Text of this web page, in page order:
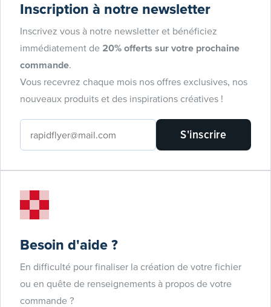
Inscription à notre newsletter
Inscrivez vous à notre newsletter et bénéficiez
immédiatement de 20% offerts sur votre prochaine
commande.
Vous recevrez chaque mois nos offres exclusives, nos
nouveaux produits et des inspirations créatives !
S'inscrire
Besoin d'aide ?
En difficulté pour finaliser la création de votre fichier
ou en quête de renseignements à propos de votre
commande ?